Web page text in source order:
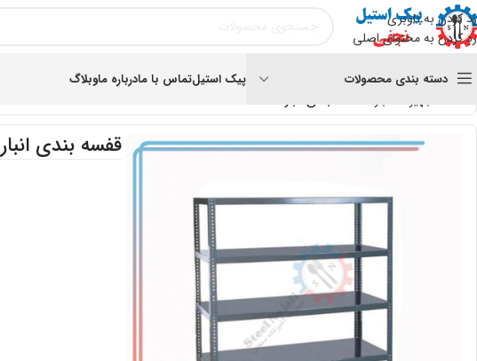
رد کردن به ناوبری
رد کردن به محتوای اصلی
دسته بندی محصولات پیک استیلتماس با مادرباره ماوبلاگ
تجهیزات انبار قفسه بندی انبار
قفسه بندی انبار